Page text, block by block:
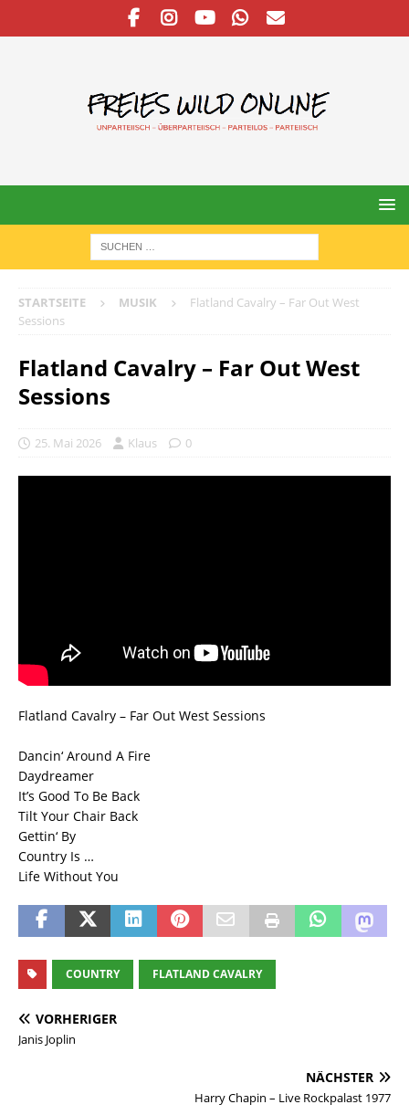
STARTSEITE MUSIK
Flatland Cavalry – Far Out West
Sessions
Flatland Cavalry – Far Out West
Sessions
25. Mai 2026 Klaus 0
Flatland Cavalry – Far Out West Sessions
Dancin‘ Around A Fire
Daydreamer
It’s Good To Be Back
Tilt Your Chair Back
Gettin‘ By
Country Is …
Life Without You
COUNTRY FLATLAND CAVALRY
VORHERIGER
Janis Joplin
NÄCHSTER
Harry Chapin – Live Rockpalast 1977